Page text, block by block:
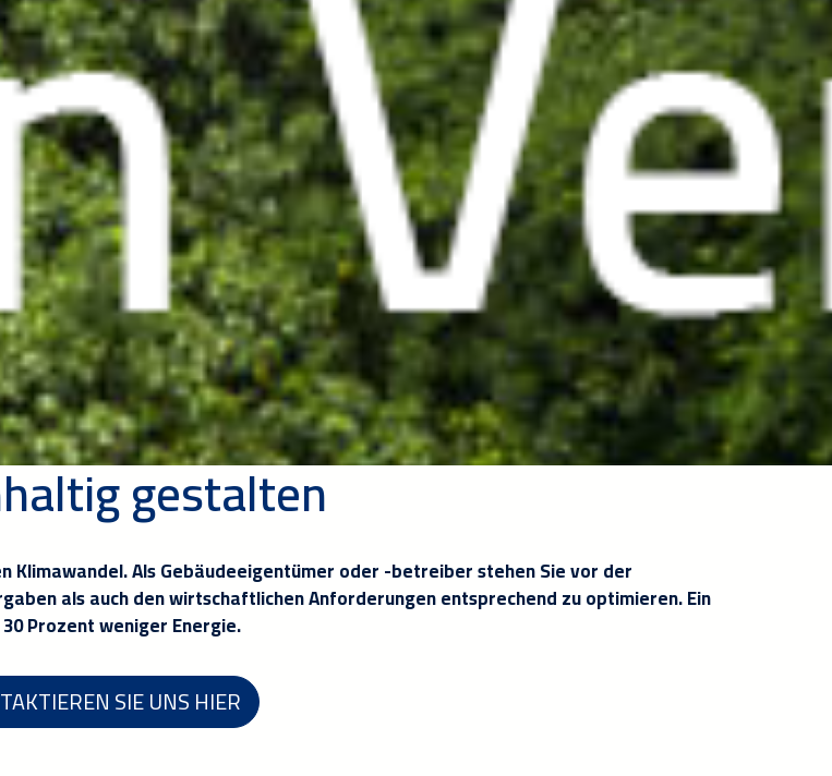
gestalten
Klimawandel. Als Gebäudeeigentümer oder -betreiber stehen Sie vor der
als auch den wirtschaftlichen Anforderungen entsprechend zu optimieren. Ein
Prozent weniger Energie.
SIE UNS HIER